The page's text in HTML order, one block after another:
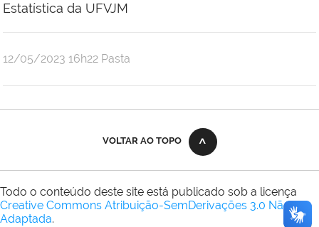
Estatística da UFVJM
publicado
12/05/2023 16h22 Pasta
VOLTAR AO TOPO
Todo o conteúdo deste site está publicado sob a licença
Creative Commons Atribuição-SemDerivações 3.0 Não
Adaptada.